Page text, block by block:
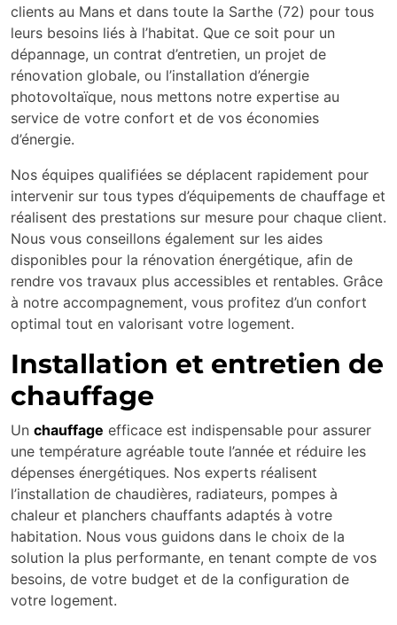
clients au Mans et dans toute la Sarthe (72) pour tous
leurs besoins liés à l’habitat. Que ce soit pour un
dépannage, un contrat d’entretien, un projet de
rénovation globale, ou l’installation d’énergie
photovoltaïque, nous mettons notre expertise au
service de votre confort et de vos économies
d’énergie.
Nos équipes qualifiées se déplacent rapidement pour
intervenir sur tous types d’équipements de chauffage et
réalisent des prestations sur mesure pour chaque client.
Nous vous conseillons également sur les aides
disponibles pour la rénovation énergétique, afin de
rendre vos travaux plus accessibles et rentables. Grâce
à notre accompagnement, vous profitez d’un confort
optimal tout en valorisant votre logement.
Installation et entretien de
chauffage
Un chauffage efficace est indispensable pour assurer
une température agréable toute l’année et réduire les
dépenses énergétiques. Nos experts réalisent
l’installation de chaudières, radiateurs, pompes à
chaleur et planchers chauffants adaptés à votre
habitation. Nous vous guidons dans le choix de la
solution la plus performante, en tenant compte de vos
besoins, de votre budget et de la configuration de
votre logement.